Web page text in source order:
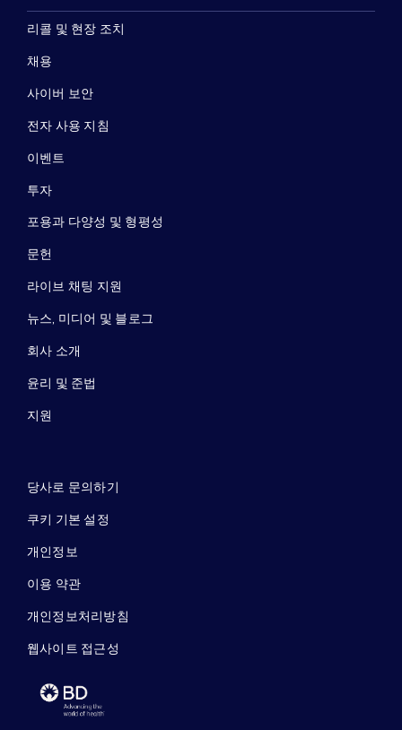
리콜 및 현장 조치
채용
사이버 보안
전자 사용 지침
이벤트
투자
포용과 다양성 및 형평성
문헌
라이브 채팅 지원
뉴스, 미디어 및 블로그
회사 소개
윤리 및 준법
지원
당사로 문의하기
쿠키 기본 설정
개인정보
이용 약관
개인정보처리방침
웹사이트 접근성